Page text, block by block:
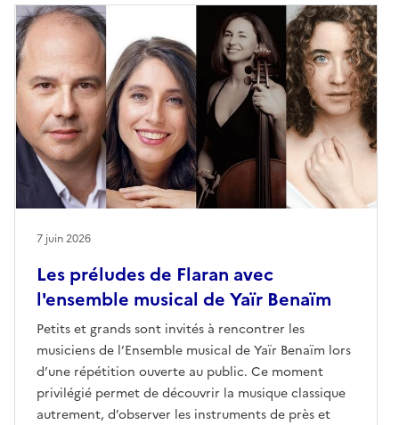
Les préludes de Flaran avec
l'ensemble musical de Yaïr Benaïm
Petits et grands sont invités à rencontrer les
musiciens de l’Ensemble musical de Yaïr Benaïm lors
d’une répétition ouverte au public. Ce moment
privilégié permet de découvrir la musique classique
autrement, d’observer les instruments de près et
7 juin 2026